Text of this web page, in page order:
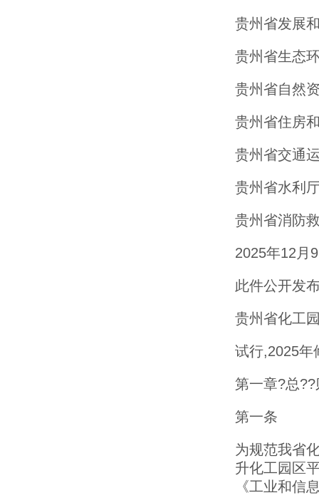
贵州省发展
贵州省生态
贵州省自然
贵州省住房
贵州省交通
贵州省水利
贵州省消防
2025年12月
此件公开发
贵州省化工
试行,2025年
第一章?总??
第一条
为规范我省
升化工园区
《工业和信